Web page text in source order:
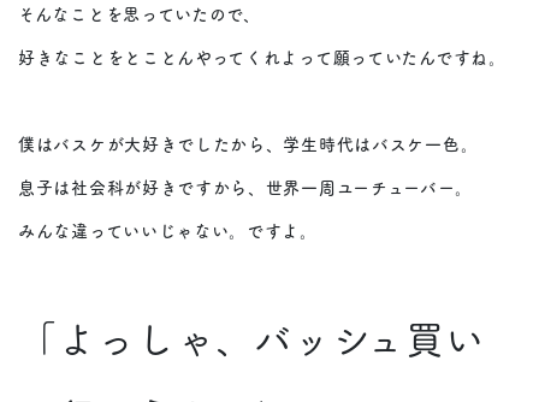
そんなことを思っていたので、
好きなことをとことんやってくれよって願っていたんですね。
僕はバスケが大好きでしたから、学生時代はバスケ一色。
息子は社会科が好きですから、世界一周ユーチューバー。
みんな違っていいじゃない。ですよ。
「よっしゃ、バッシュ買い